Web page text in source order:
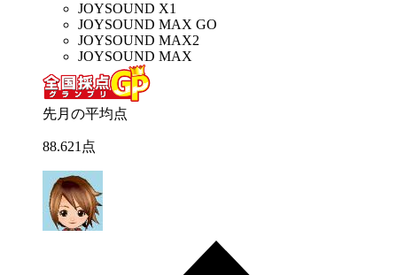
JOYSOUND X1
JOYSOUND MAX GO
JOYSOUND MAX2
JOYSOUND MAX
先月の平均点
88.621 点